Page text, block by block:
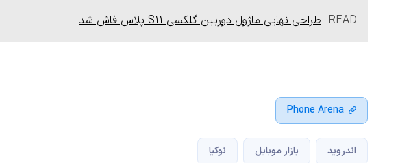
READ طراحی نهایی ماژول دوربین گلکسی S11 پلاس فاش شد
Phone Arena
اندروید بازار موبایل نوکیا